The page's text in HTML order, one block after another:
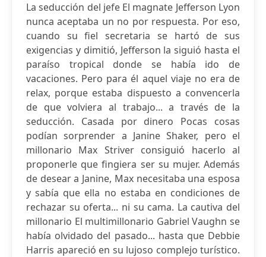
La seducción del jefe El magnate Jefferson Lyon
nunca aceptaba un no por respuesta. Por eso,
cuando su fiel secretaria se hartó de sus
exigencias y dimitió, Jefferson la siguió hasta el
paraíso tropical donde se había ido de
vacaciones. Pero para él aquel viaje no era de
relax, porque estaba dispuesto a convencerla
de que volviera al trabajo... a través de la
seducción. Casada por dinero Pocas cosas
podían sorprender a Janine Shaker, pero el
millonario Max Striver consiguió hacerlo al
proponerle que fingiera ser su mujer. Además
de desear a Janine, Max necesitaba una esposa
y sabía que ella no estaba en condiciones de
rechazar su oferta... ni su cama. La cautiva del
millonario El multimillonario Gabriel Vaughn se
había olvidado del pasado... hasta que Debbie
Harris apareció en su lujoso complejo turístico.